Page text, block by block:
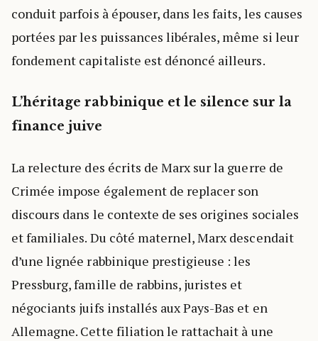
conduit parfois à épouser, dans les faits, les causes
portées par les puissances libérales, même si leur
fondement capitaliste est dénoncé ailleurs.
L’héritage rabbinique et le silence sur la
finance juive
La relecture des écrits de Marx sur la guerre de
Crimée impose également de replacer son
discours dans le contexte de ses origines sociales
et familiales. Du côté maternel, Marx descendait
d’une lignée rabbinique prestigieuse : les
Pressburg, famille de rabbins, juristes et
négociants juifs installés aux Pays-Bas et en
Allemagne. Cette filiation le rattachait à une